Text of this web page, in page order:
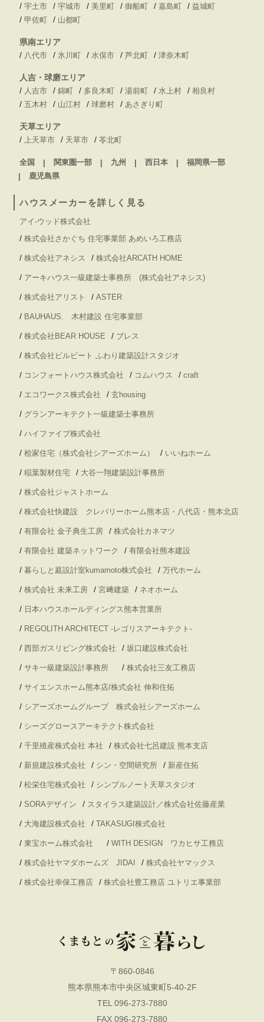
/ 宇土市 / 宇城市 / 美里町 / 御船町 / 嘉島町 / 益城町
/ 甲佐町 / 山都町
県南エリア
/ 八代市 / 氷川町 / 水俣市 / 芦北町 / 津奈木町
人吉・球磨エリア
/ 人吉市 / 錦町 / 多良木町 / 湯前町 / 水上村 / 相良村
/ 五木村 / 山江村 / 球磨村 / あさぎり町
天草エリア
/ 上天草市 / 天草市 / 苓北町
全国 関東圏一部 九州 西日本
福岡県一部
鹿児島県
ハウスメーカーを詳しく見る
アイ-ウッド株式会社
/ 株式会社さかぐち 住宅事業部 あめいろ工務店
/ 株式会社アネシス / 株式会社ARCATH HOME
/ アーキハウス一級建築士事務所 (株式会社アネシス)
/ 株式会社アリスト / ASTER
/ BAUHAUS. 木村建設 住宅事業部
/ 株式会社BEAR HOUSE / ブレス
/ 株式会社ビルビート ふわり建築設計スタジオ
/ コンフォートハウス株式会社 / コムハウス / craft
/ エコワークス株式会社 / 玄housing
/ グランアーキテクト一級建築士事務所
/ ハイファイブ株式会社
/ 桧家住宅（株式会社シアーズホーム） / いいねホーム
/ 稲葉製材住宅 / 大谷一翔建築設計事務所
/ 株式会社ジャストホーム
/ 株式会社快建設 クレバリーホーム熊本店・八代店・熊本北店
/ 有限会社 金子典生工房 / 株式会社カネマツ
/ 有限会社 建築ネットワーク / 有限会社熊本建設
/ 暮らしと庭設計室kumamoto株式会社 / 万代ホーム
/ 株式会社 未来工房 / 宮﨑建築 / ネオホーム
/ 日本ハウスホールディングス熊本営業所
/ REGOLITH ARCHITECT -レゴリスアーキテクト-
/ 西部ガスリビング株式会社 / 坂口建設株式会社
/ サキ一級建築設計事務所 / 株式会社三友工務店
/ サイエンスホーム熊本店/株式会社 伸和住拓
/ シアーズホームグループ 株式会社シアーズホーム
/ シーズグロースアーキテクト株式会社
/ 千里殖産株式会社 本社 / 株式会社七呂建設 熊本支店
/ 新規建設株式会社 / シン・空間研究所 / 新産住拓
/ 松栄住宅株式会社 / シンプルノート天草スタジオ
/ SORAデザイン / スタイラス建築設計／株式会社佐藤産業
/ 大海建設株式会社 / TAKASUGI株式会社
/ 東宝ホーム株式会社 / WITH DESIGN ワカヒサ工務店
/ 株式会社ヤマダホームズ JIDAI / 株式会社ヤマックス
/ 株式会社幸保工務店 / 株式会社豊工務店 ユトリエ事業部
〒860-0846
熊本県熊本市中央区城東町5-40-2F
TEL 096-273-7880
FAX 096-273-7880